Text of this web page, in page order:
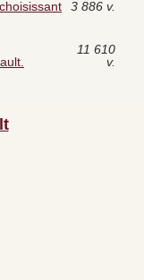
3 886 v.
11 610
v.